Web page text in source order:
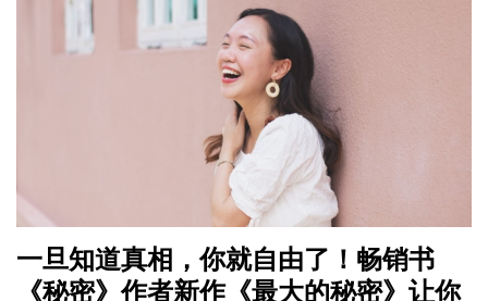
一旦知道真相，你就自由了！畅销书
《秘密》作者新作《最大的秘密》让你